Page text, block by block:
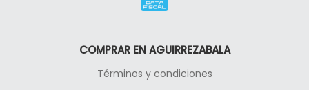
COMPRAR EN AGUIRREZABALA
Términos y condiciones